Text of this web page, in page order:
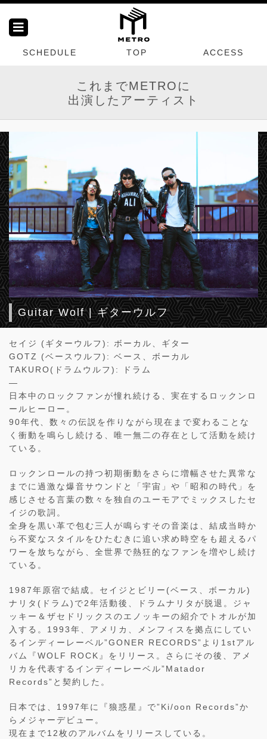
SCHEDULE TOP ACCESS
これまでMETROに
出演したアーティスト
Guitar Wolf | ギターウルフ
セイジ (ギターウルフ): ボーカル、ギター
GOTZ (ベースウルフ): ベース、ボーカル
TAKURO(ドラムウルフ): ドラム
—
日本中のロックファンが憧れ続ける、実在するロックンロ
ールヒーロー。
90年代、数々の伝説を作りながら現在まで変わることな
く衝動を鳴らし続ける、唯一無二の存在として活動を続け
ている。
ロックンロールの持つ初期衝動をさらに増幅させた異常な
までに過激な爆音サウンドと「宇宙」や「昭和の時代」を
感じさせる言葉の数々を独自のユーモアでミックスしたセ
イジの歌詞。
全身を黒い革で包む三人が鳴らすその音楽は、結成当時か
ら不変なスタイルをひたむきに追い求め時空をも超えるパ
ワーを放ちながら、全世界で熱狂的なファンを増やし続け
ている。
1987年原宿で結成。セイジとビリー(ベース、ボーカル)
ナリタ(ドラム)で2年活動後、ドラムナリタが脱退。ジャ
ッキー＆ザセドリックスのエノッキーの紹介でトオルが加
入する。1993年、アメリカ、メンフィスを拠点にしてい
るインディーレーベル”GONER RECORDS”より1stアル
バム『WOLF ROCK』をリリース。さらにその後、アメ
リカを代表するインディーレーベル”Matador
Records”と契約した。
日本では、1997年に『狼惑星』で”Ki/oon Records”か
らメジャーデビュー。
現在まで12枚のアルバムをリリースしている。